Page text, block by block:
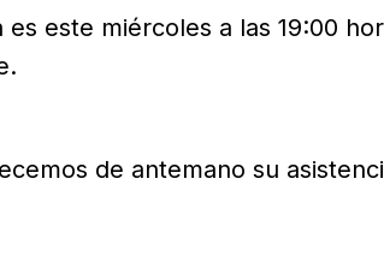
es este miércoles a las 19:00
de antemano su